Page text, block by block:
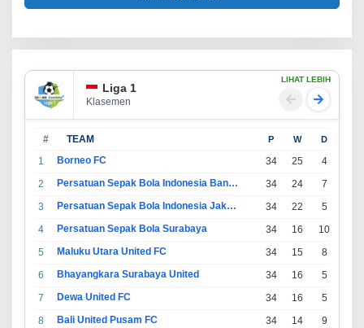
Liga 1
Klasemen
LIHAT LEBIH
# TEAM P W D
1 Borneo FC 34 25 4
2
Persatuan Sepak Bola Indonesia Bandung 34 24 7
3
Persatuan Sepak Bola Indonesia Jakarta 34 22 5
4
Persatuan Sepak Bola Surabaya 34 16 10
5
Maluku Utara United FC 34 15 8
6
Bhayangkara Surabaya United 34 16 5
7
Dewa United FC 34 16 5
8
Bali United Pusam FC 34 14 9